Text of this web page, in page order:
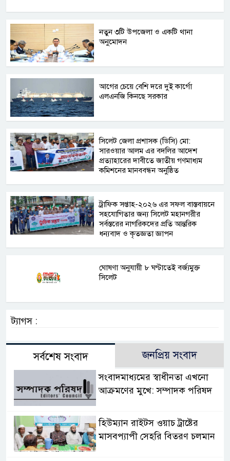
নতুন ৩টি উপজেলা ও একটি থানা
অনুমোদন
আগের চেয়ে বেশি দরে দুই কার্গো
এলএনজি কিনছে সরকার
সিলেট জেলা প্রশাসক (ডিসি) মো:
সারওয়ার আলম এর বদলির আদেশ
প্রত্যাহারের দাবীতে জাতীয় গণমাধ্যম
কমিশনের মানববন্ধন অনুষ্ঠিত
ট্রাফিক সপ্তাহ-২০২৬ এর সফল বাস্তবায়নে
সহযোগিতার জন্য সিলেট মহানগরীর
সর্বস্তরের নাগরিকদের প্রতি আন্তরিক
ধন্যবাদ ও কৃতজ্ঞতা জ্ঞাপন
ঘোষণা অনুযায়ী ৮ ঘণ্টাতেই বর্জ্যমুক্ত
সিলেট
ট্যাগস :
সর্বশেষ সংবাদ জনপ্রিয় সংবাদ
সংবাদমাধ্যমের স্বাধীনতা এখনো
আক্রমণের মুখে: সম্পাদক পরিষদ
হিউম্যান রাইটস ওয়াচ ট্রাষ্টের
মাসবপ্যাপী সেহরি বিতরণ চলমান